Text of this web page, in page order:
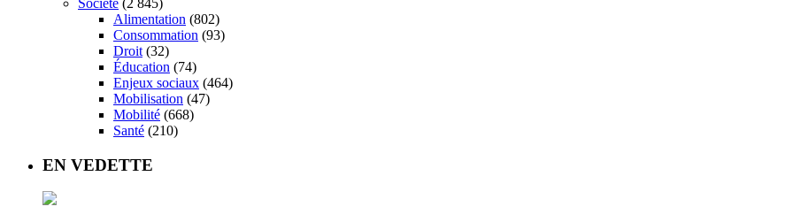
Société (2 845)
Alimentation (802)
Consommation (93)
Droit (32)
Éducation (74)
Enjeux sociaux (464)
Mobilisation (47)
Mobilité (668)
Santé (210)
EN VEDETTE